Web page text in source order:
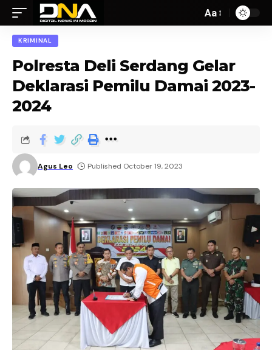
Aa
KRIMINAL
Polresta Deli Serdang Gelar
Deklarasi Pemilu Damai 2023-
2024
Agus Leo Published October 19, 2023